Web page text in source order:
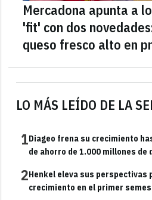
LO MÁS LEÍDO DE LA
1Diageo frena su crecimiento
de ahorro de 1.000 millones de
2Henkel eleva sus perspectivas
crecimiento en el primer
Mercadona apunta a
'fit' con dos
queso fresco alto en